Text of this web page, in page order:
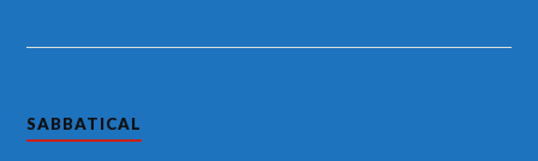
SABBATICAL